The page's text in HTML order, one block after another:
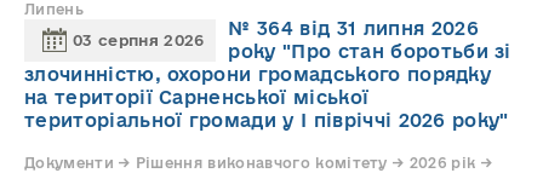
Липень
03 серпня 2026
№ 364 від 31 липня 2026
року "Про стан боротьби зі
злочинністю, охорони громадського порядку
на території Сарненської міської
територіальної громади у І півріччі 2026 року"
Документи → Рішення виконавчого комітету → 2026 рік →